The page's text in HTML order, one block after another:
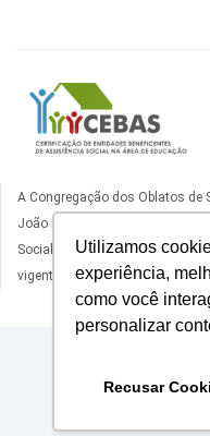
Utilizamos
experiência,
como você
personalizar
Recusar
A Congregação dos Oblatos de
João Bagozzi, está certificado
Social na Área da Educação,
vigente.